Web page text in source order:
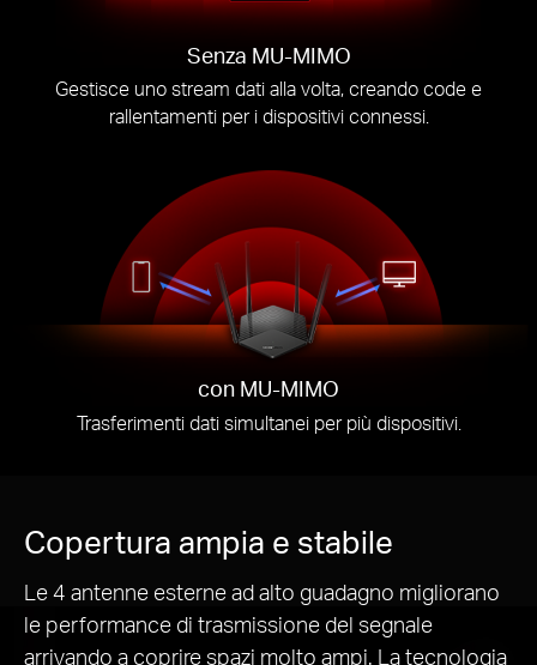
Senza MU-MIMO
Gestisce uno stream dati alla volta, creando code e
rallentamenti per i dispositivi connessi.
con MU-MIMO
Trasferimenti dati simultanei per più dispositivi.
Copertura ampia e stabile
Le 4 antenne esterne ad alto guadagno migliorano
le performance di trasmissione del segnale
arrivando a coprire spazi molto ampi. La tecnologia